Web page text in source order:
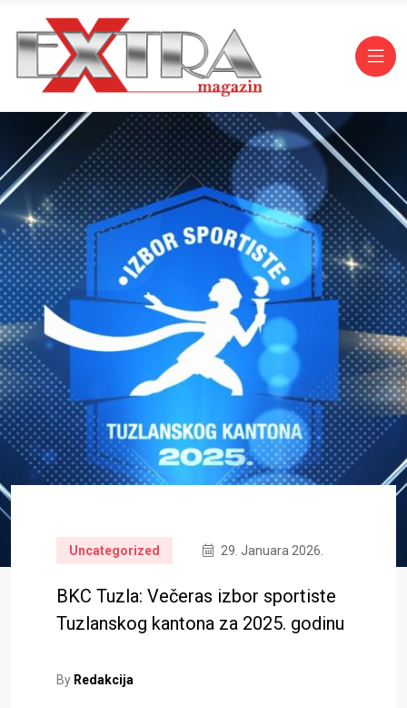
Uncategorized 29. Januara 2026.
BKC Tuzla: Večeras izbor sportiste
Tuzlanskog kantona za 2025. godinu
By Redakcija